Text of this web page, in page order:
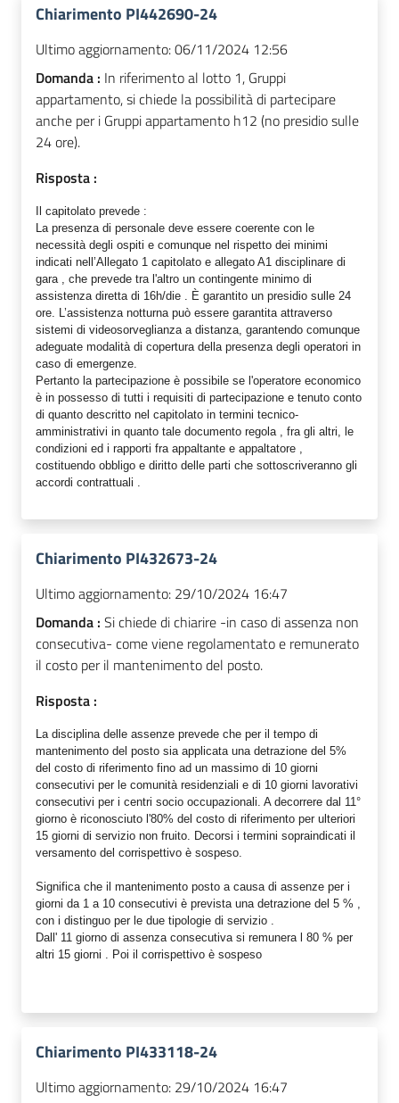
Chiarimento PI442690-24
Ultimo aggiornamento:06/11/2024 12:56
Domanda : In riferimento al lotto 1, Gruppi
appartamento, si chiede la possibilità di partecipare
anche per i Gruppi appartamento h12 (no presidio sulle
24 ore).
Risposta :
Il capitolato prevede :
La presenza di personale deve essere coerente con le
necessità degli ospiti e comunque nel rispetto dei minimi
indicati nell’Allegato 1 capitolato e allegato A1 disciplinare di
gara , che prevede tra l'altro un contingente minimo di
assistenza diretta di 16h/die . È garantito un presidio sulle 24
ore. L’assistenza notturna può essere garantita attraverso
sistemi di videosorveglianza a distanza, garantendo comunque
adeguate modalità di copertura della presenza degli operatori in
caso di emergenze.
Pertanto la partecipazione è possibile se l'operatore economico
è in possesso di tutti i requisiti di partecipazione e tenuto conto
di quanto descritto nel capitolato in termini tecnico-
amministrativi in quanto tale documento regola , fra gli altri, le
condizioni ed i rapporti fra appaltante e appaltatore ,
costituendo obbligo e diritto delle parti che sottoscriveranno gli
accordi contrattuali .
Chiarimento PI432673-24
Ultimo aggiornamento: 29/10/2024 16:47
Domanda : Si chiede di chiarire -in caso di assenza non
consecutiva- come viene regolamentato e remunerato
il costo per il mantenimento del posto.
Risposta :
La disciplina delle assenze prevede che per il tempo di
mantenimento del posto sia applicata una detrazione del 5%
del costo di riferimento fino ad un massimo di 10 giorni
consecutivi per le comunità residenziali e di 10 giorni lavorativi
consecutivi per i centri socio occupazionali. A decorrere dal 11°
giorno è riconosciuto l'80% del costo di riferimento per ulteriori
15 giorni di servizio non fruito. Decorsi i termini sopraindicati il
versamento del corrispettivo è sospeso.
Significa che il mantenimento posto a causa di assenze per i
giorni da 1 a 10 consecutivi è prevista una detrazione del 5 % ,
con i distinguo per le due tipologie di servizio .
Dall' 11 giorno di assenza consecutiva si remunera l 80 % per
altri 15 giorni . Poi il corrispettivo è sospeso
Chiarimento PI433118-24
Ultimo aggiornamento: 29/10/2024 16:47